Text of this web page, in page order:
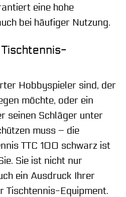
eine hohe
bei häufiger Nutzung.
Hobbyspieler sind, der
möchte, oder ein
seinen Schläger unter
muss – die
TTC 100 schwarz ist
Sie ist nicht nur
ein Ausdruck Ihrer
Tischtennis-Equipment.